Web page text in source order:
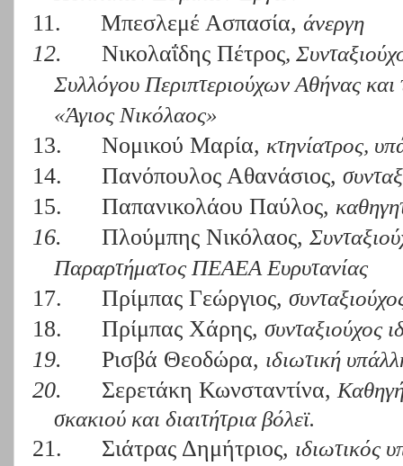
11. Μπεσλεμέ Ασπασία, άνεργη
12. Νικολαΐδης Πέτρος,
Συλλόγου Περιπτεριούχων Αθήνας
«Άγιος Νικόλαος»
13. Νομικού Μαρία, κτηνίατρος,
14. Πανόπουλος Αθανάσιος,
15. Παπανικολάου Παύλος,
16. Πλούμπης Νικόλαος,
Παραρτήματος ΠΕΑΕΑ Ευρυτανίας
17. Πρίμπας Γεώργιος,
18. Πρίμπας Χάρης, συνταξιούχος
19. Ρισβά Θεοδώρα, ιδιωτική
20. Σερετάκη Κωνσταντίνα,
σκακιού και διαιτήτρια βόλεϊ.
21. Σιάτρας Δημήτριος, ιδιωτικός